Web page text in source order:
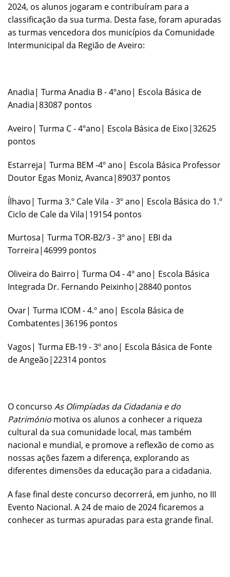
2024, os alunos jogaram e contribuíram para a
classificação da sua turma. Desta fase, foram apuradas
as turmas vencedora dos municípios da Comunidade
Intermunicipal da Região de Aveiro:
Anadia| Turma Anadia B - 4ºano| Escola Básica de
Anadia|83087 pontos
Aveiro| Turma C - 4ºano| Escola Básica de Eixo|32625
pontos
Estarreja| Turma BEM -4º ano| Escola Básica Professor
Doutor Egas Moniz, Avanca|89037 pontos
Ílhavo| Turma 3.º Cale Vila - 3º ano| Escola Básica do 1.º
Ciclo de Cale da Vila|19154 pontos
Murtosa| Turma TOR-B2/3 - 3º ano| EBI da
Torreira|46999 pontos
Oliveira do Bairro| Turma O4 - 4º ano| Escola Básica
Integrada Dr. Fernando Peixinho|28840 pontos
Ovar| Turma ICOM - 4.º ano| Escola Básica de
Combatentes|36196 pontos
Vagos| Turma EB-19 - 3º ano| Escola Básica de Fonte
de Angeão|22314 pontos
O concurso AsOlimpíadas da Cidadania e do
Património motiva os alunos a conhecer a riqueza
cultural da sua comunidade local, mas também
nacional e mundial, e promove a reflexão de como as
nossas ações fazem a diferença, explorando as
diferentes dimensões da educação para a cidadania.
A fase final deste concurso decorrerá, em junho, no III
Evento Nacional. A 24 de maio de 2024 ficaremos a
conhecer as turmas apuradas para esta grande final.